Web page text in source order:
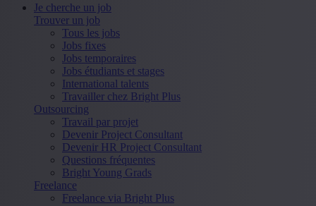
Je cherche un job
Trouver un job
Tous les jobs
Jobs fixes
Jobs temporaires
Jobs étudiants et stages
International talents
Travailler chez Bright Plus
Outsourcing
Travail par projet
Devenir Project Consultant
Devenir HR Project Consultant
Questions fréquentes
Bright Young Grads
Freelance
Freelance via Bright Plus